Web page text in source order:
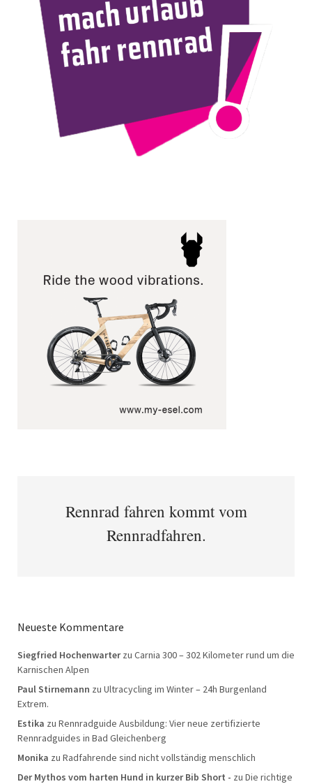
Rennrad fahren kommt vom
Rennradfahren.
Neueste Kommentare
Siegfried Hochenwarterzu Carnia 300 – 302 Kilometer rund um die
Karnischen Alpen
Paul Stirnemann zu Ultracycling im Winter – 24h Burgenland
Extrem.
Estika zu Rennradguide Ausbildung: Vier neue zertifizierte
Rennradguides in Bad Gleichenberg
Monika zu Radfahrende sind nicht vollständig menschlich
Der Mythos vom harten Hund in kurzer Bib Short - zu Die richtige